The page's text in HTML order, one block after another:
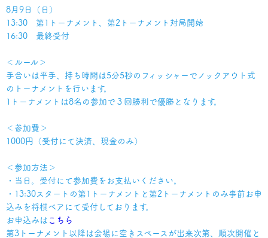
8月9日（日）
13:30 第1トーナメント、第2トーナメント対局開始
16:30 最終受付
＜ルール＞
手合いは平手、持ち時間は5分5秒のフィッシャーでノックアウト式
のトーナメントを行います。
1トーナメントは8名の参加で３回勝利で優勝となります。
＜参加費＞
1000円（受付にて決済、現金のみ）
＜参加方法＞
・当日。受付にて参加費をお支払いください。
・13:30スタートの第1トーナメントと第2トーナメントのみ事前お申
込みを将棋ベアにて受付しております。
お申込みは こちら
第3トーナメント以降は会場に空きスペースが出来次第、順次開催と